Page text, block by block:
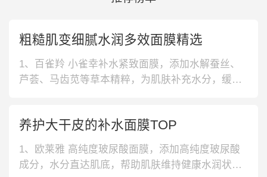
粗糙肌变细腻水润多效面膜精选
1、百雀羚 小雀幸补水紧致面膜，添加水解蚕丝、
芦荟、马齿苋等草本精粹，为肌肤补充水分，缓解
膜，99.55%酵母精粹，高活成分提升细胞活力，强
韧肌肤屏障。冬虫夏草、灵芝等珍贵精粹，多效滋
养肌肤，改善肌肤肤质。3、
养护大干皮的补水面膜TOP
1、欧莱雅 高纯度玻尿酸面膜，添加高纯度玻尿酸
成分，水分直达肌底，帮助肌肤维持健康水润状